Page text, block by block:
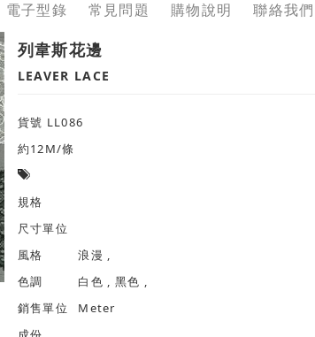
電子型錄 常見問題 購物說明 聯絡我們
列韋斯花邊
LEAVER LACE
貨號 LL086
約12M/條
規格
尺寸單位
風格
浪漫 ,
色調
白色 , 黑色 ,
銷售單位